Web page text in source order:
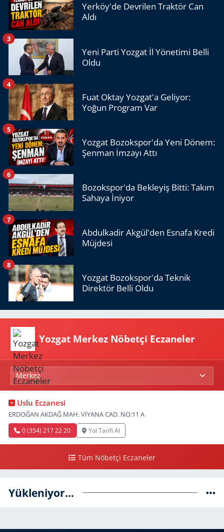
Yerköy'de Devrilen Traktör Can
Aldı
Yeni Parti Yozgat İl Yönetimi Belli
Oldu
3
Fuat Oktay Yozgat'a Geliyor:
Yoğun Program Var
4
Yozgat Bozokspor'da Yeni Dönem:
Şenman İmzayı Attı
5
Bozokspor'da Bekleyiş Bitti: Takım
Sahaya İniyor
6
Abdulkadir Akgül'den Esnafa Kredi
Müjdesi
7
Yozgat Bozokspor'da Teknik
Direktör Belli Oldu
8
Yozgat Merkez Nöbetçi Eczaneler
Uslu Eczanesi
ERDOĞAN AKDAĞ MAH. VİYANA CAD. NO:11 A
0 (354) 217 22 20 Yol Tarifi Al
Tüm Nöbetçi Eczaneler
Yükleniyor...